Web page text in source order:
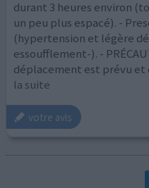
durant 3 heures environ
un peu plus espacé). -
(hypertension et légère
essoufflement-). -
déplacement est prévu et
la suite
votre avis